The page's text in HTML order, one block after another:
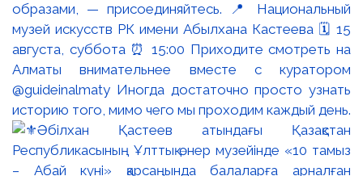
образами, — присоединяйтесь. 📍 Национальный
музей искусств РК имени Абылхана Кастеева 🗓 15
августа, суббота ⏰ 15:00 Приходите смотреть на
Алматы внимательнее вместе с куратором
@guideinalmaty Иногда достаточно просто узнать
историю того, мимо чего мы проходим каждый день.